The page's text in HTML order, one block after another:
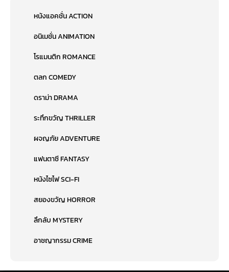
หนังแอคชั่น ACTION
อนิเมชั่น ANIMATION
โรแมนติก ROMANCE
ตลก COMEDY
ดราม่า DRAMA
ระทึกขวัญ THRILLER
ผจญภัย ADVENTURE
แฟนตาซี FANTASY
หนังไซไฟ SCI-FI
สยองขวัญ HORROR
ลึกลับ MYSTERY
อาชญากรรม CRIME